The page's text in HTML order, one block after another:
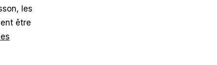
les
être